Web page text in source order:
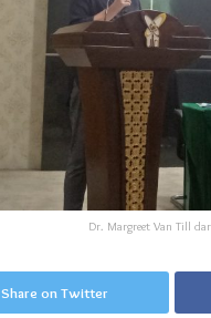
Dr. Margreet Van Till
Share on Twitter